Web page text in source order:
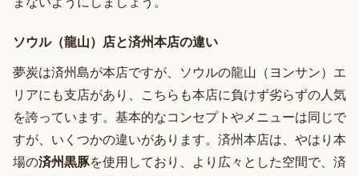
ソウル（龍山）店と済州本店の違い
夢炭は済州島が本店ですが、ソウルの龍山（ヨンサン）エ
リアにも支店があり、こちらも本店に負けず劣らずの人気
を誇っています。基本的なコンセプトやメニューは同じで
すが、いくつかの違いがあります。済州本店は、やはり本
場の済州黒豚を使用しており、より広々とした空間で、済